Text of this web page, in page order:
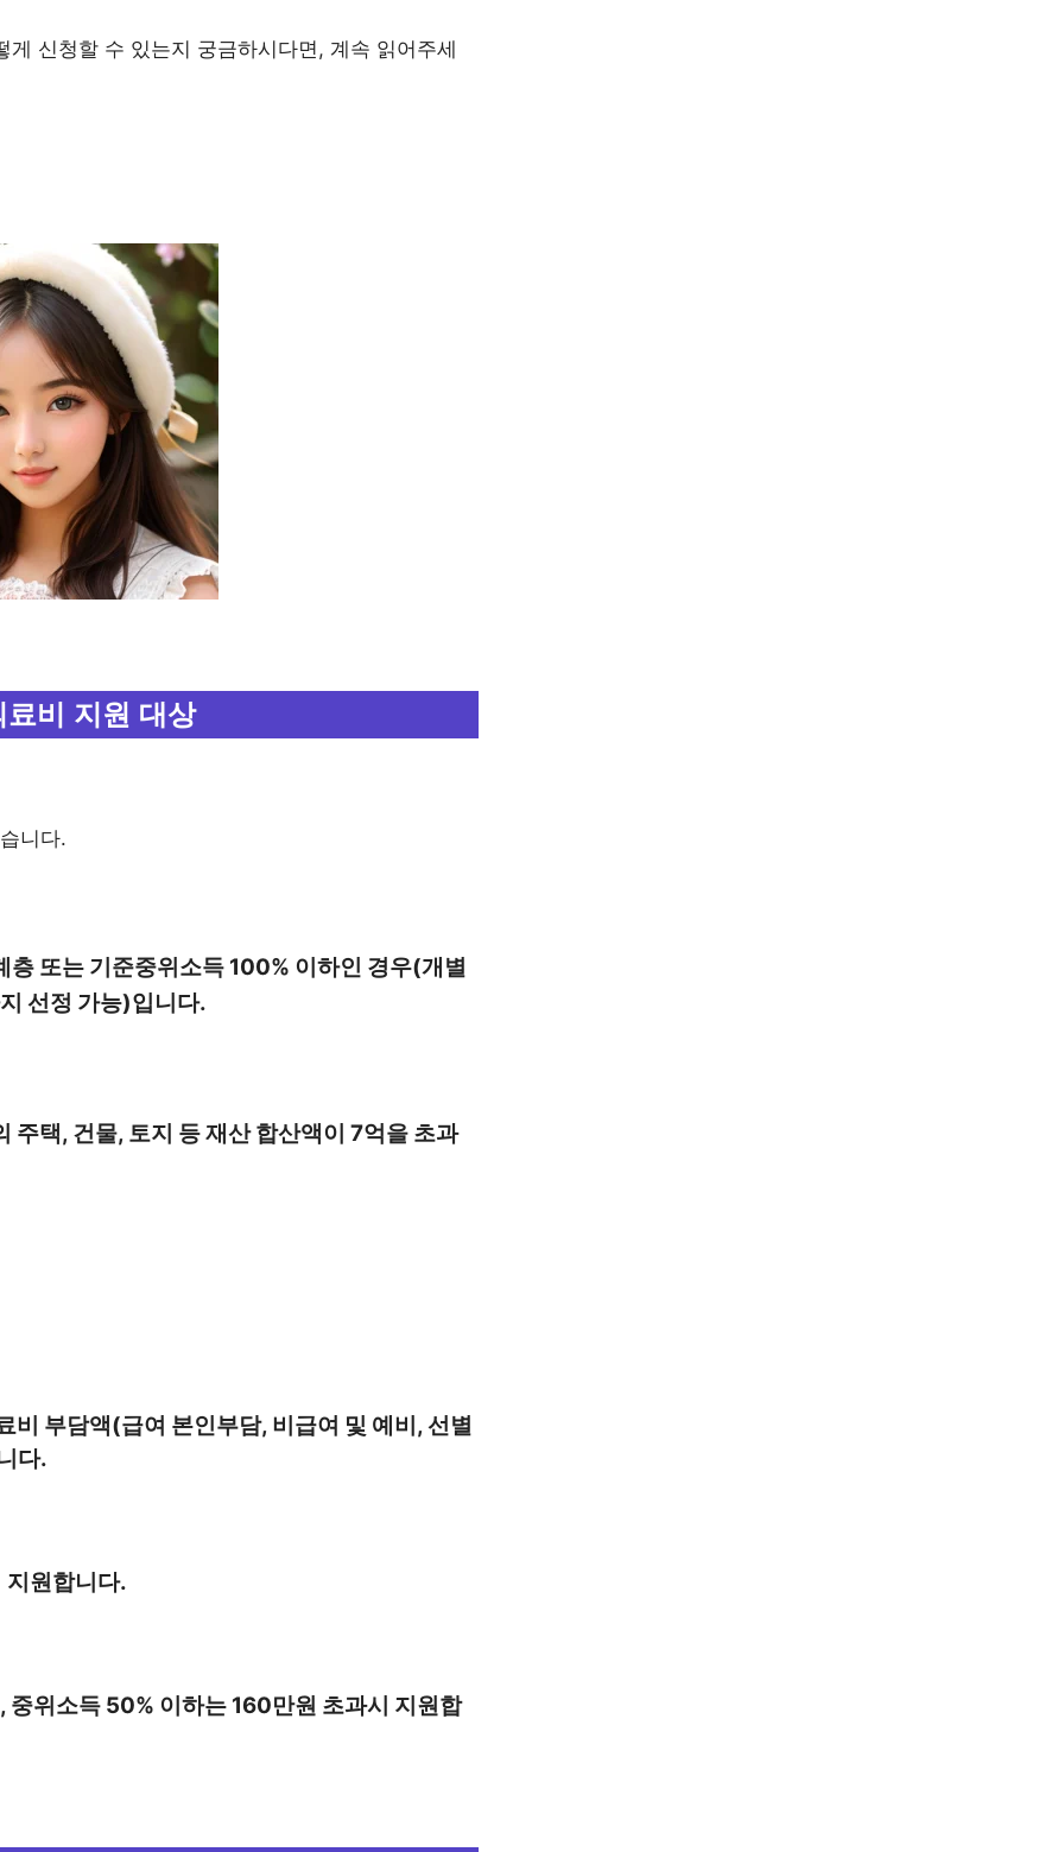
신청할 수 있는지 궁금하시다면, 계속 읽어주세
비 지원 대상
니다.
층 또는 기준중위소득 100% 이하인 경우(개별
선정 가능)입니다.
주택, 건물, 토지 등 재산 합산액이 7억을 초과
비 부담액(급여 본인부담, 비급여 및 예비, 선별
다.
원합니다.
위소득 50% 이하는 160만원 초과시 지원합